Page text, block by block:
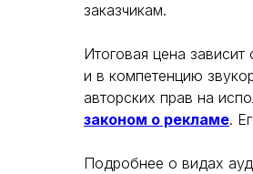
заказчикам.
Итоговая цена
и в компетенцию
авторских прав на
законом о рекламе.
Подробнее о видах